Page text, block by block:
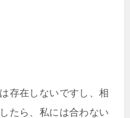
存在しないですし、相
たら、私には合わない